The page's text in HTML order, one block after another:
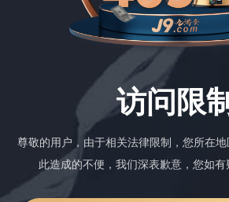
访问限
尊敬的用户，由于相关法律限制，您所在
此造成的不便，我们深表歉意，您如有